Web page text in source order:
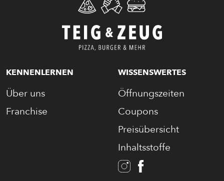
KENNENLERNEN
Über uns
Franchise
WISSENSWERTES
Öffnungszeiten
Coupons
Preisübersicht
Inhaltsstoffe